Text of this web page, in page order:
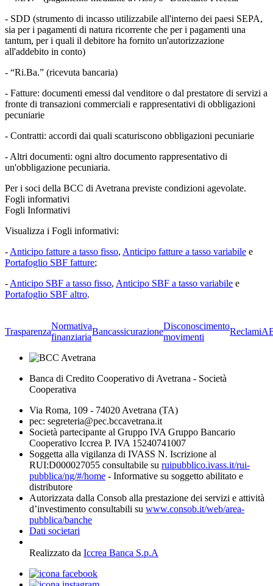
- SDD (strumento di incasso utilizzabile all'interno dei paesi SEPA,
sia per i pagamenti di natura ricorrente che per i pagamenti una
tantum, per i quali il debitore ha fornito un'autorizzazione
all'addebito in conto)
- “Ri.Ba.” (ricevuta bancaria)
- Fatture: documenti emessi dal venditore o dal prestatore di servizi a
fronte di transazioni commerciali e rappresentativi di obbligazioni
pecuniarie
- Contratti: accordi dai quali scaturiscono obbligazioni pecuniarie
- Altri documenti: ogni altro documento rappresentativo di
un'obbligazione pecuniaria.
Per i soci della BCC di Avetrana previste condizioni agevolate.
Fogli informativi
Fogli Informativi
Visualizza i Fogli informativi:
- Anticipo fatture a tasso fisso, Anticipo fatture a tasso variabile e
Portafoglio SBF fatture;
- Anticipo SBF a tasso fisso, Anticipo SBF a tasso variabile e
Portafoglio SBF altro.
Trasparenza
Normativa
finanziaria
Bancassicurazione
Disconoscimento
movimenti
Reclami
Banca di Credito Cooperativo di Avetrana - Società
Cooperativa
Via Roma, 109 - 74020 Avetrana (TA)
pec: segreteria@pec.bccavetrana.it
Società partecipante al Gruppo IVA Gruppo Bancario
Cooperativo Iccrea P. IVA 15240741007
Soggetta alla vigilanza di IVASS N. Iscrizione al
RUI:D000027055 consultabile su ruipubblico.ivass.it/rui-
pubblica/ng/#/home - Informative su soggetto abilitato e
distributore
Autorizzata dalla Consob alla prestazione dei servizi e attività
d’investimento consultabili su www.consob.it/web/area-
pubblica/banche
Dati societari
Realizzato da Iccrea Banca S.p.A